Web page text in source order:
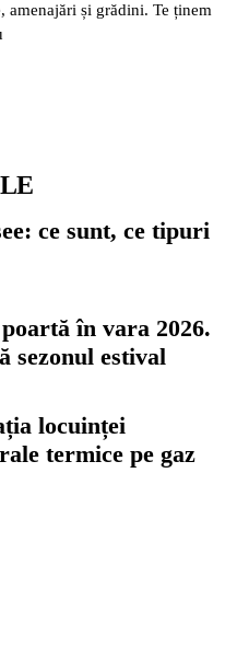
amenajări și grădini. Te ținem
ce sunt, ce tipuri
în vara 2026.
sezonul estival
locuinței
termice pe gaz